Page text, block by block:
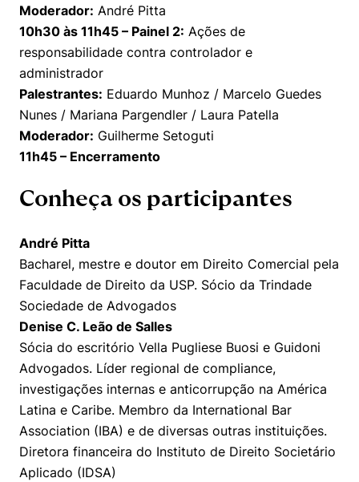
Moderador: André Pitta
10h30 às 11h45 – Painel 2: Ações de
responsabilidade contra controlador e
administrador
Palestrantes: Eduardo Munhoz / Marcelo Guedes
Nunes / Mariana Pargendler / Laura Patella
Moderador: Guilherme Setoguti
11h45 – Encerramento
Conheça os participantes
André Pitta
Bacharel, mestre e doutor em Direito Comercial pela
Faculdade de Direito da USP. Sócio da Trindade
Sociedade de Advogados
Denise C. Leão de Salles
Sócia do escritório Vella Pugliese Buosi e Guidoni
Advogados. Líder regional de compliance,
investigações internas e anticorrupção na América
Latina e Caribe. Membro da International Bar
Association (IBA) e de diversas outras instituições.
Diretora financeira do Instituto de Direito Societário
Aplicado (IDSA)